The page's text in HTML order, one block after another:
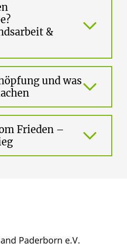
&
und was
Frieden –
Paderborn e.V.